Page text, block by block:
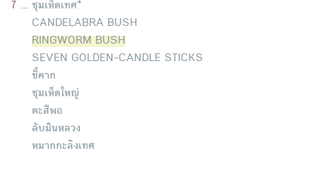
7 ... ชุมเห็ดเทศ*
CANDELABRA BUSH
RINGWORM BUSH
SEVEN GOLDEN-CANDLE STICKS
ขี้คาก
ชุมเห็ดใหญ่
ตะสีพอ
ลับมืนหลวง
หมากกะลิงเทศ